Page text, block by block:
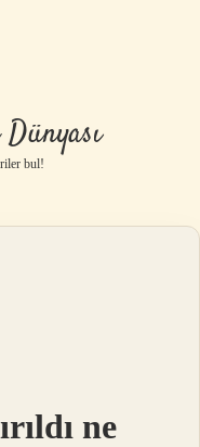
bul!
ne